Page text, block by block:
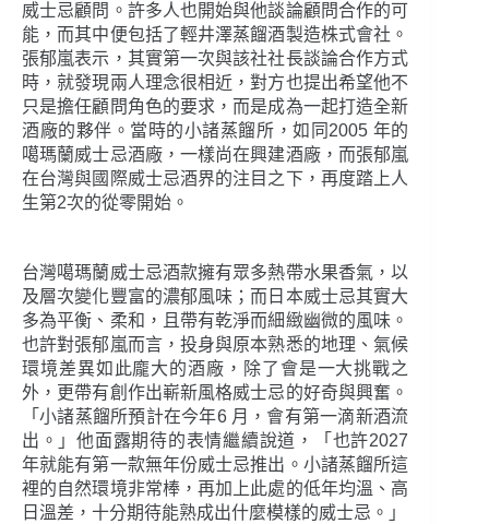
威士忌顧問。許多人也開始與他談論顧問合作的可
能，而其中便包括了輕井澤蒸餾酒製造株式會社。
張郁嵐表示，其實第一次與該社社長談論合作方式
時，就發現兩人理念很相近，對方也提出希望他不
只是擔任顧問角色的要求，而是成為一起打造全新
酒廠的夥伴。當時的小諸蒸餾所，如同2005 年的
噶瑪蘭威士忌酒廠，一樣尚在興建酒廠，而張郁嵐
在台灣與國際威士忌酒界的注目之下，再度踏上人
生第2次的從零開始。
台灣噶瑪蘭威士忌酒款擁有眾多熱帶水果香氣，以
及層次變化豐富的濃郁風味；而日本威士忌其實大
多為平衡、柔和，且帶有乾淨而細緻幽微的風味。
也許對張郁嵐而言，投身與原本熟悉的地理、氣候
環境差異如此龐大的酒廠，除了會是一大挑戰之
外，更帶有創作出嶄新風格威士忌的好奇與興奮。
「小諸蒸餾所預計在今年6 月，會有第一滴新酒流
出。」他面露期待的表情繼續說道，「也許2027
年就能有第一款無年份威士忌推出。小諸蒸餾所這
裡的自然環境非常棒，再加上此處的低年均溫、高
日溫差，十分期待能熟成出什麼模樣的威士忌。」